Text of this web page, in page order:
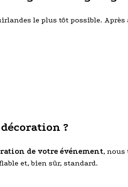
le plus tôt possible.
?
de votre événement, nous
et, bien sûr, standard.